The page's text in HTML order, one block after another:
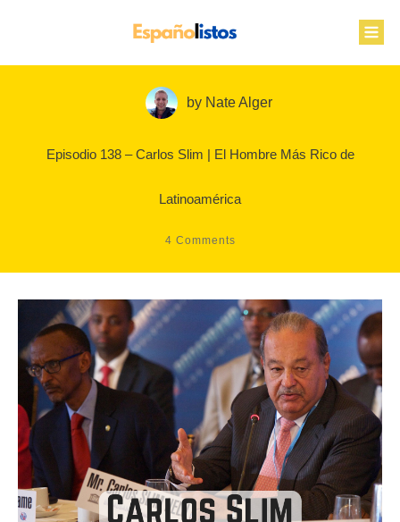
by Nate Alger
Episodio 138 – Carlos Slim | El Hombre Más Rico de
Latinoamérica
4 Comments